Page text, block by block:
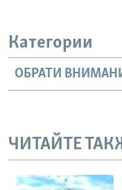
Категории
ОБРАТИ
ЧИТАЙТЕ